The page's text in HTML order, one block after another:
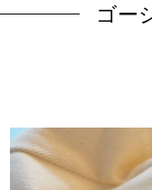
ゴー